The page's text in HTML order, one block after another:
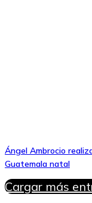
Ángel Ambrocio
Guatemala natal
Cargar más